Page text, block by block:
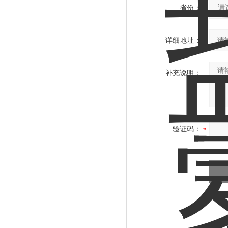
省份：
详细地址：
补充说明：
验证码：